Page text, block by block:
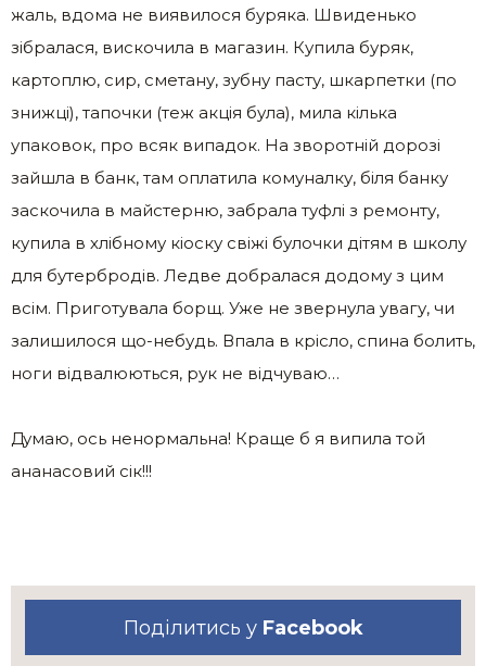
жаль, вдома не виявилося буряка. Швиденько
зібралася, вискочила в магазин. Купила буряк,
картоплю, сир, сметану, зубну пасту, шкарпетки (по
знижці), тапочки (теж акція була), мила кілька
упаковок, про всяк випадок. На зворотній дорозі
зайшла в банк, там оплатила комуналку, біля банку
заскочила в майстерню, забрала туфлі з ремонту,
купила в хлібному кіоску свіжі булочки дітям в школу
для бутербродів. Ледве добралася додому з цим
всім. Приготувала борщ. Уже не звернула увагу, чи
залишилося що-небудь. Впала в крісло, спина болить,
ноги відвалюються, рук не відчуваю…
Думаю, ось ненормальна! Краще б я випила той
ананасовий сік!!!
Поділитись у Facebook